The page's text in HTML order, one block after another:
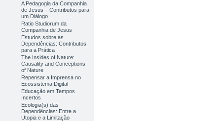
A Pedagogia da Companhia
de Jesus – Contributos para
um Diálogo
Ratio Studiorum da
Companhia de Jesus
Estudos sobre as
Dependências: Contributos
para a Prática
The Insides of Nature:
Causality and Conceptions
of Nature
Repensar a Imprensa no
Ecossistema Digital
Educação em Tempos
Incertos
Ecologia(s) das
Dependências: Entre a
Utopia e a Limitação